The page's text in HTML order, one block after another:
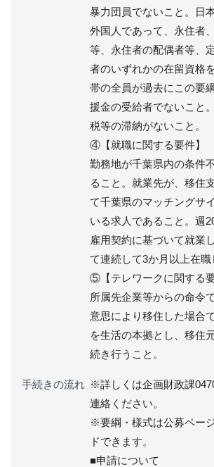
暴力団員でないこと。日
外国人であって、永住者
等、永住者の配偶者等、
者のいずれかの在留資格
帯の全員が過去にこの要
援金の受給者でないこと
税等の滞納がないこと。
④【就職に関する要件】
勤務地が千葉県内の条件
ること。就業先が、移住
て千葉県のマッチングサ
いる求人であること。週
雇用契約に基づいて就業
て連続して3か月以上在職
⑤【テレワークに関する要
所属先企業等からの命令
意思により移住した場合
を生活の本拠とし、移住
続き行うこと。
手続きの流れ ※詳しくは企画財政課
連絡ください。
※要綱・様式は公募ペー
ドできます。
■申請について